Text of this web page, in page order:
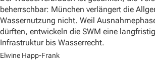
beherrschbar: München verlängert die
Wassernutzung nicht. Weil
dürften, entwickeln die SWM eine
Infrastruktur bis Wasserrecht.
Elwine Happ-Frank